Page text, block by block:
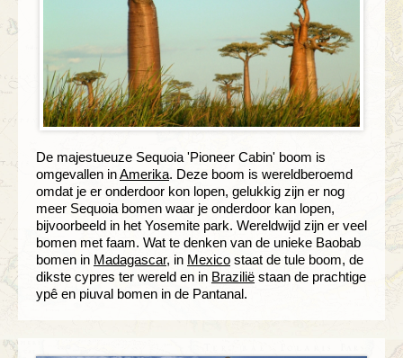
De majestueuze Sequoia 'Pioneer Cabin' boom is
omgevallen inAmerika. Deze boom is wereldberoemd
omdat je er onderdoor kon lopen, gelukkig zijn er nog
meer Sequoia bomen waar je onderdoor kan lopen,
bijvoorbeeld in het Yosemite park. Wereldwijd zijn er veel
bomen met faam. Wat te denken van de unieke Baobab
bomen in Madagascar, in Mexico staat de tule boom, de
dikste cypres ter wereld en in Brazilië staan de prachtige
ypê en piuval bomen in de Pantanal.